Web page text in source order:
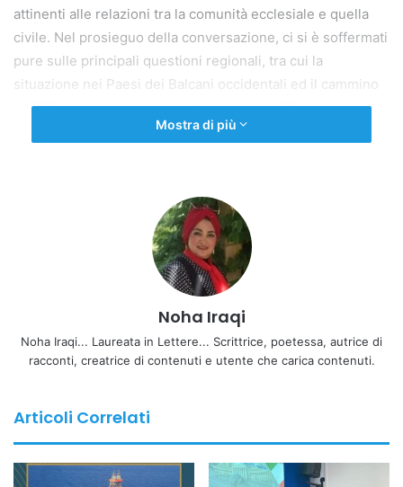
attinenti alle relazioni tra la comunità ecclesiale e quella
civile. Nel prosieguo della conversazione, ci si è soffermati
pure sulle principali questioni regionali, tra cui la
situazione nei Paesi dei Balcani occidentali ed il cammino
dell’Albania verso la piena integrazione nell’Unione
Mostra di più
Noha Iraqi
Noha Iraqi... Laureata in Lettere... Scrittrice, poetessa, autrice di
racconti, creatrice di contenuti e utente che carica contenuti.
Articoli Correlati